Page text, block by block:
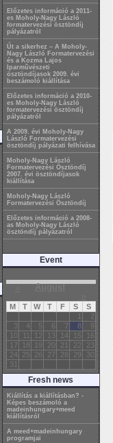
Előzetes információ a 2011-
es Moholy-Nagy László
formatervezési ösztöndíj
pályázatról
Út a sikerhez – A Moholy-
Nagy László Formatervezési
és a Kozma Lajos
Iparművészeti
ösztöndíjasok 2009. évi
beszámoló kiállítása
Előzetes információ a 2010-
es Moholy-Nagy László
formatervezési ösztöndíj
pályázatról
A 2009. évi Moholy-Nagy
László Formatervezési
ösztöndíj pályázati felhívása
Moholy-Nagy László
Formatervezési Ösztöndíj
2007. évi ösztöndíjasok
kiállítása
Moholy-Nagy László
Formatervezési Ösztöndíj
Előzetes információ a 2008-
as Moholy-Nagy László
ösztöndíj pályázatról
Event
« August
M T W T F S
S
1
2
3
4 5 6 7 8
9
10
11 12 13 14 15
16
17
18 19 20 21 22
23
24
25 26 27 28 29
30
31
Fresh news
Kiállítás a kiállításban? -
Képes beszámoló a
madeinhungary+meed
kiállításról
A meed+madeinhungary
programjai